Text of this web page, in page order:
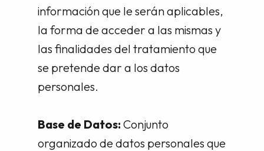
información que le serán aplicables,
la forma de acceder a las mismas y
las finalidades del tratamiento que
se pretende dar a los datos
personales.
Base de Datos: Conjunto
organizado de datos personales que